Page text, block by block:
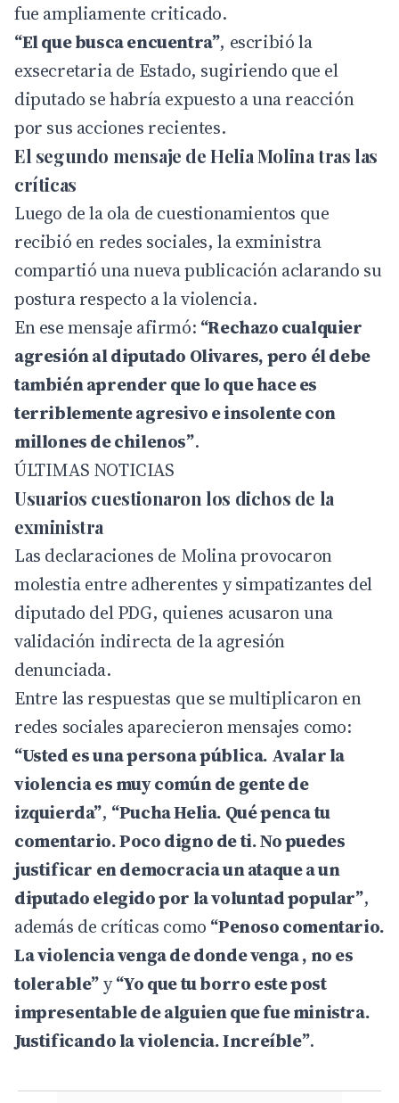
fue ampliamente criticado.
“El que busca encuentra”, escribió la
exsecretaria de Estado, sugiriendo que el
diputado se habría expuesto a una reacción
por sus acciones recientes.
El segundo mensaje de Helia Molina tras las
críticas
Luego de la ola de cuestionamientos que
recibió en redes sociales, la exministra
compartió una nueva publicación aclarando su
postura respecto a la violencia.
En ese mensaje afirmó: “Rechazo cualquier
agresión al diputado Olivares, pero él debe
también aprender que lo que hace es
terriblemente agresivo e insolente con
millones de chilenos”.
ÚLTIMAS NOTICIAS
Usuarios cuestionaron los dichos de la
exministra
Las declaraciones de Molina provocaron
molestia entre adherentes y simpatizantes del
diputado del PDG, quienes acusaron una
validación indirecta de la agresión
denunciada.
Entre las respuestas que se multiplicaron en
redes sociales aparecieron mensajes como:
“Usted es una persona pública. Avalar la
violencia es muy común de gente de
izquierda”, “Pucha Helia. Qué penca tu
comentario. Poco digno de ti. No puedes
justificar en democracia un ataque a un
diputado elegido por la voluntad popular”,
además de críticas como “Penoso comentario.
La violencia venga de donde venga , no es
tolerable”y“Yo que tu borro este post
impresentable de alguien que fue ministra.
Justificando la violencia. Increíble”.